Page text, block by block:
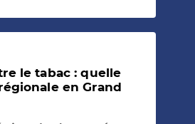
le tabac : quelle
en Grand